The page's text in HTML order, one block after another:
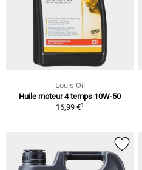
Louis Oil
Huile moteur 4 temps 10W-50
16,99 €1